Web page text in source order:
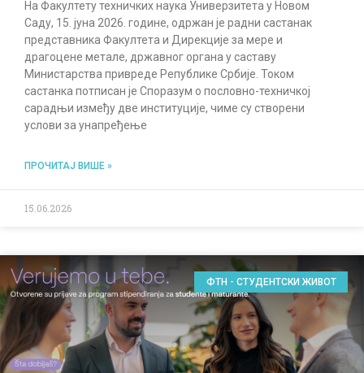
На Факултету техничких наука Универзитета у Новом
Саду, 15. јуна 2026. године, одржан је радни састанак
представника Факултета и Дирекције за мере и
драгоцене метале, државног органа у саставу
Министарства привреде Републике Србије. Током
састанка потписан је Споразум о пословно-техничкој
сарадњи између две институције, чиме су створени
услови за унапређење
ПРОЧИТАЈ ВИШЕ »
15.06.2026
ФТН - СТУДЕНТСКИ ЖИВОТ